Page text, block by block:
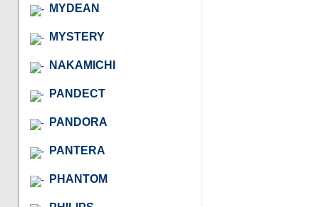
MYDEAN
MYSTERY
NAKAMICHI
PANDECT
PANDORA
PANTERA
PHANTOM